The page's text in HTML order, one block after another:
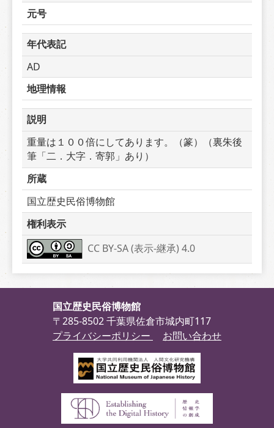
元号
年代表記
AD
地理情報
説明
重量は１００倍にしてあります。（篆）（裏朱後
筆「二．大字．寄郭」あり）
所蔵
国立歴史民俗博物館
権利表示
CC BY-SA (表示-継承) 4.0
国立歴史民俗博物館
〒285-8502 千葉県佐倉市城内町117
プライバシーポリシー
お問い合わせ